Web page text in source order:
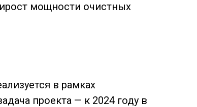
мощности очистных
в рамках
проекта — к 2024 году в